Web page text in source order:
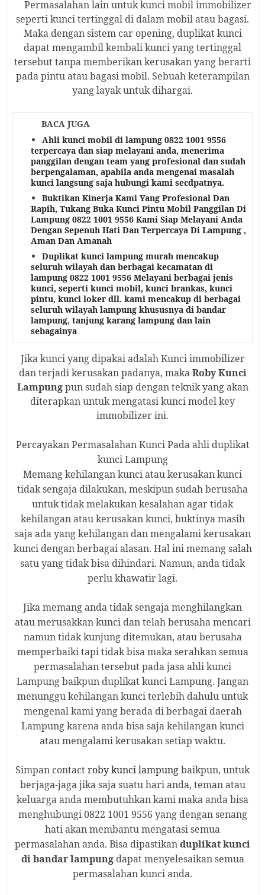
Permasalahan lain untuk kunci mobil immobilizer
seperti kunci tertinggal di dalam mobil atau bagasi.
Maka dengan sistem car opening, duplikatkunci
dapat mengambil kembali kunci yang tertinggal
tersebut tanpa memberikan kerusakan yang berarti
pada pintu atau bagasi mobil. Sebuah keterampilan
yang layak untuk dihargai.
BACA JUGA
Ahli kunci mobil di lampung 0822 1001 9556
terpercaya dan siap melayani anda, menerima
panggilan dengan team yang profesional dan sudah
berpengalaman, apabila anda mengenai masalah
kunci langsung saja hubungi kami secdpatnya.
Buktikan Kinerja Kami Yang Profesional Dan
Rapih, Tukang Buka Kunci Pintu Mobil Panggilan Di
Lampung 0822 1001 9556 Kami Siap Melayani Anda
Dengan Sepenuh Hati Dan Terpercaya Di Lampung ,
Aman Dan Amanah
Duplikat kunci lampung murah mencakup
seluruh wilayah dan berbagai kecamatan di
lampung 0822 1001 9556 Melayani berbagai jenis
kunci, seperti kunci mobil, kunci brankas, kunci
pintu, kunci loker dll. kami mencakup di berbagai
seluruh wilayah lampung khususnya di bandar
lampung, tanjung karang lampung dan lain
sebagainya
Jika kunci yang dipakai adalah Kunci immobilizer
dan terjadi kerusakan padanya, makaRoby Kunci
Lampung pun sudah siap dengan teknik yang akan
diterapkan untuk mengatasi kunci model key
immobilizer ini.
Percayakan Permasalahan Kunci Padaahli duplikat
kunci Lampung
Memang kehilangan kunci atau kerusakan kunci
tidak sengaja dilakukan, meskipun sudah berusaha
untuk tidak melakukan kesalahan agar tidak
kehilangan atau kerusakan kunci, buktinya masih
saja ada yang kehilangan dan mengalami kerusakan
kunci dengan berbagai alasan. Hal ini memang salah
satu yang tidak bisa dihindari. Namun, anda tidak
perlu khawatir lagi.
Jika memang anda tidak sengaja menghilangkan
atau merusakkan kunci dan telah berusaha mencari
namun tidak kunjung ditemukan, atau berusaha
memperbaiki tapi tidak bisa maka serahkan semua
permasalahan tersebut pada jasa ahli kunci
Lampung baikpun duplikat kunci Lampung. Jangan
menunggu kehilangan kunci terlebih dahulu untuk
mengenalkamiyang berada diberbagai daerah
Lampung karena anda bisa saja kehilangan kunci
atau mengalami kerusakan setiap waktu.
Simpan contactrobykuncilampungbaikpun, untuk
berjaga-jaga jika saja suatu hari anda, teman atau
keluarga anda membutuhkankamimaka anda bisa
menghubungi 0822 1001 9556 yang dengan senang
hati akan membantu mengatasi semua
permasalahan anda. Bisa dipastikanduplikat kunci
di bandarlampung dapat menyelesaikan semua
permasalahan kunci anda.